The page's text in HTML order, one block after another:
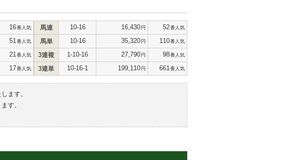
16番人気
51 番人気
21 番人気
17番人気
馬連 10-16 16,430円 52番人気
馬単 10-16 35,320円 110番人気
3連複 1-10-16 27,790円 98番人気
3連単 10-16-1 199,110円 661 番人気
ます。
す。